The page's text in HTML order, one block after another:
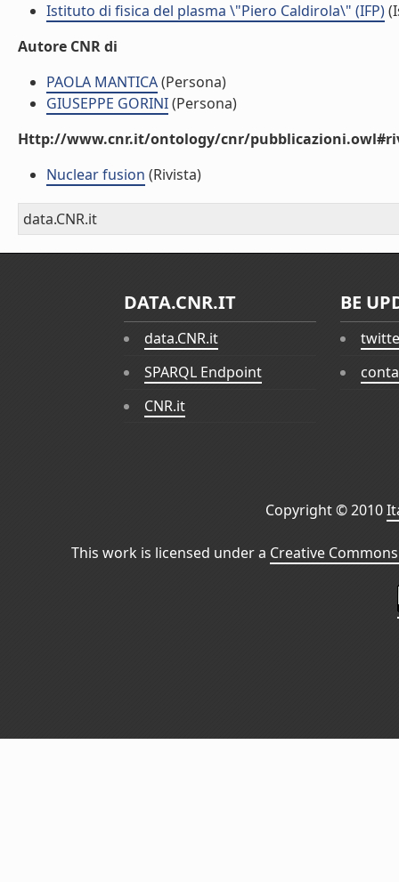
Istituto di fisica del plasma \"Piero Caldirola\" (IFP)
Autore CNR di
PAOLA MANTICA(Persona)
GIUSEPPE GORINI(Persona)
Http://www.cnr.it/ontology/cnr/
Nuclear fusion (Rivista)
data.CNR.it
DATA.CNR.IT
data.CNR.it
SPARQL Endpoint
CNR.it
BE
Copyright © 2010
This work is licensed under a Creative